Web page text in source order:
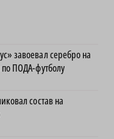
завоевал серебро на
ПОДА-футболу
состав на